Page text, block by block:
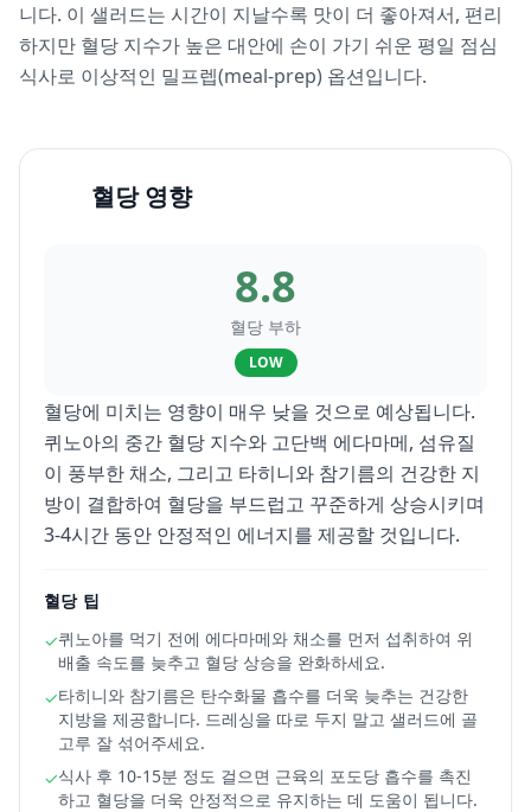
니다. 이 샐러드는 시간이 지날수록 맛이 더 좋아져서, 편리
하지만 혈당 지수가 높은 대안에 손이 가기 쉬운 평일 점심
식사로 이상적인 밀프렙(meal-prep) 옵션입니다.
혈당 영향
8.8
혈당 부하
LOW
혈당에 미치는 영향이 매우 낮을 것으로 예상됩니다.
퀴노아의 중간 혈당 지수와 고단백 에다마메, 섬유질
이 풍부한 채소, 그리고 타히니와 참기름의 건강한 지
방이 결합하여 혈당을 부드럽고 꾸준하게 상승시키며
3-4시간 동안 안정적인 에너지를 제공할 것입니다.
혈당 팁
✓퀴노아를 먹기 전에 에다마메와 채소를 먼저 섭취하여 위
배출 속도를 늦추고 혈당 상승을 완화하세요.
✓타히니와 참기름은 탄수화물 흡수를 더욱 늦추는 건강한
지방을 제공합니다. 드레싱을 따로 두지 말고 샐러드에 골
고루 잘 섞어주세요.
✓식사 후 10-15분 정도 걸으면 근육의 포도당 흡수를 촉진
하고 혈당을 더욱 안정적으로 유지하는 데 도움이 됩니다.